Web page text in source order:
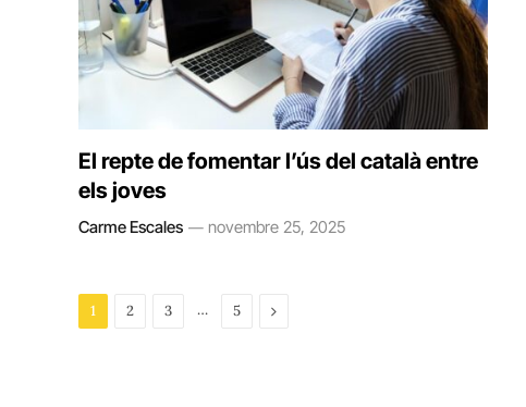
El repte de fomentar l’ús del català entre
els joves
Carme Escales novembre 25, 2025
1 2 3 … 5 Next